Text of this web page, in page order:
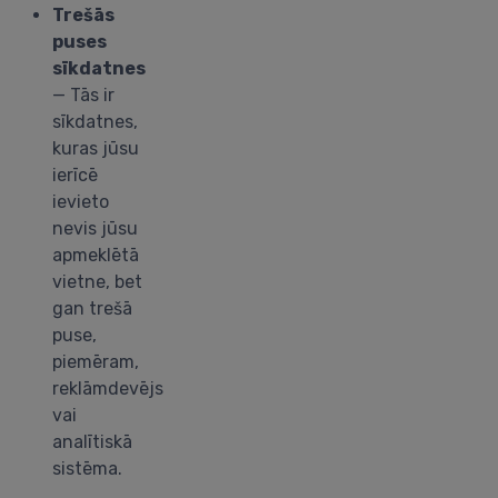
Trešās
puses
sīkdatnes
— Tās ir
sīkdatnes,
kuras jūsu
ierīcē
ievieto
nevis jūsu
apmeklētā
vietne, bet
gan trešā
puse,
piemēram,
reklāmdevējs
vai
analītiskā
sistēma.